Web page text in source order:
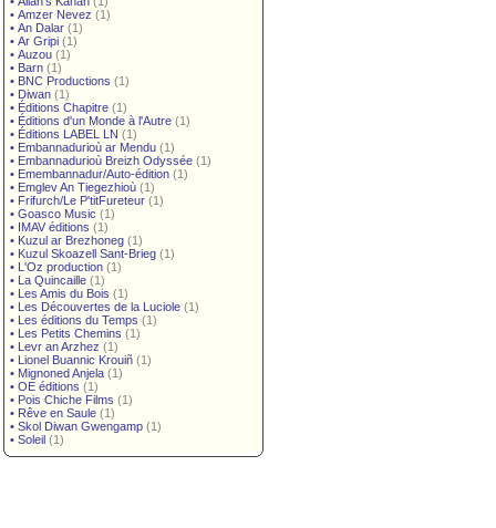
• Amzer Nevez (1)
• An Dalar (1)
• Ar Gripi (1)
• Auzou (1)
• Barn (1)
• BNC Productions (1)
• Diwan (1)
• Éditions Chapitre (1)
• Éditions d'un Monde à l'Autre (1)
• Éditions LABEL LN (1)
• Embannadurioù ar Mendu (1)
• Embannadurioù Breizh Odyssée (1)
• Emembannadur/Auto-édition (1)
• Emglev An Tiegezhioù (1)
• Frifurch/Le P'titFureteur (1)
• Goasco Music (1)
• IMAV éditions (1)
• Kuzul ar Brezhoneg (1)
• Kuzul Skoazell Sant-Brieg (1)
• L'Oz production (1)
• La Quincaille (1)
• Les Amis du Bois (1)
• Les Découvertes de la Luciole (1)
• Les éditions du Temps (1)
• Les Petits Chemins (1)
• Levr an Arzhez (1)
• Lionel Buannic Krouiñ (1)
• Mignoned Anjela (1)
• OE éditions (1)
• Pois Chiche Films (1)
• Rêve en Saule (1)
• Skol Diwan Gwengamp (1)
• Soleil (1)